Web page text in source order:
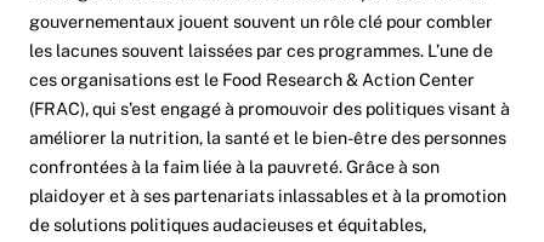
gouvernementaux jouent souvent un rôle clé pour combler
les lacunes souvent laissées par ces programmes. L’une de
ces organisations est le Food Research & Action Center
(FRAC), qui s’est engagé à promouvoir des politiques visant à
améliorer la nutrition, la santé et le bien-être des personnes
confrontées à la faim liée à la pauvreté. Grâce à son
plaidoyer et à ses partenariats inlassables et à la promotion
de solutions politiques audacieuses et équitables,